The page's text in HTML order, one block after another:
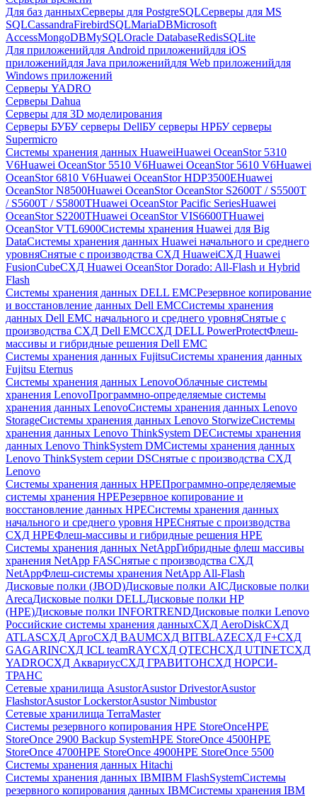
Для баз данныхСерверы для PostgreSQLСерверы для MS
SQLCassandraFirebirdSQLMariaDBMicrosoft
AccessMongoDBMySQLOracle DatabaseRedisSQLite
Для приложенийдля Android приложенийдля iOS
приложенийдля Java приложенийдля Web приложенийдля
Windows приложений
Серверы YADRO
Серверы Dahua
Серверы для 3D моделирования
Серверы БУБУ серверы DellБУ серверы HPБУ серверы
Supermicro
Системы хранения данных HuaweiHuawei OceanStor 5310
V6Huawei OceanStor 5510 V6Huawei OceanStor 5610 V6Huawei
OceanStor 6810 V6Huawei OceanStor HDP3500EHuawei
OceanStor N8500Huawei OceanStor OceanStor S2600T / S5500T
/ S5600T / S5800THuawei OceanStor Pacific SeriesHuawei
OceanStor S2200THuawei OceanStor VIS6600THuawei
OceanStor VTL6900Системы хранения Huawei для Big
DataСистемы хранения данных Huawei начального и среднего
уровняСнятые с производства СХД HuaweiСХД Huawei
FusionCubeСХД Huawei OceanStor Dorado: All-Flash и Hybrid
Flash
Системы хранения данных DELL EMCРезервное копирование
и восстановление данных Dell EMCСистемы хранения
данных Dell EMC начального и среднего уровняСнятые с
производства СХД Dell EMCСХД DELL PowerProtectФлеш-
массивы и гибридные решения Dell EMC
Системы хранения данных FujitsuСистемы хранения данных
Fujitsu Eternus
Системы хранения данных LenovoОблачные системы
хранения LenovoПрограммно-определяемые системы
хранения данных LenovoСистемы хранения данных Lenovo
StorageСистемы хранения данных Lenovo StorwizeСистемы
хранения данных Lenovo ThinkSystem DEСистемы хранения
данных Lenovo ThinkSystem DMСистемы хранения данных
Lenovo ThinkSystem серии DSСнятые с производства СХД
Lenovo
Системы хранения данных HPEПрограммно-определяемые
системы хранения HPEРезервное копирование и
восстановление данных HPEСистемы хранения данных
начального и среднего уровня HPEСнятые с производства
СХД HPEФлеш-массивы и гибридные решения HPE
Cистемы хранения данных NetAppГибридные флеш массивы
хранения NetApp FASСнятые с производства СХД
NetAppФлеш-системы хранения NetApp All-Flash
Дисковые полки (JBOD)Дисковые полки AICДисковые полки
ArecaДисковые полки DELLДисковые полки HP
(HPE)Дисковые полки INFORTRENDДисковые полки Lenovo
Российские системы хранения данныхСХД AeroDiskСХД
ATLASСХД AргоСХД BAUMСХД BITBLAZEСХД F+СХД
GAGARINСХД ICL teamRAYСХД QTECHСХД UTINETСХД
YADROСХД АквариусСХД ГРАВИТОНСХД НОРСИ-
ТРАНС
Сетевые хранилища AsustorAsustor DrivestorAsustor
FlashstorAsustor LockerstorAsustor Nimbustor
Сетевые хранилища TerraMaster
Системы резервного копирования HPE StoreOnceHPE
StoreOnce 2900 Backup SystemHPE StoreOnce 4500HPE
StoreOnce 4700HPE StoreOnce 4900HPE StoreOnce 5500
Системы хранения данных Hitachi
Системы хранения данных IBMIBM FlashSystemСистемы
резервного копирования данных IBMСистемы хранения IBM